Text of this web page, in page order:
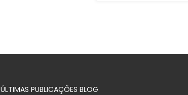
ÚLTIMAS PUBLICAÇÕES BLOG